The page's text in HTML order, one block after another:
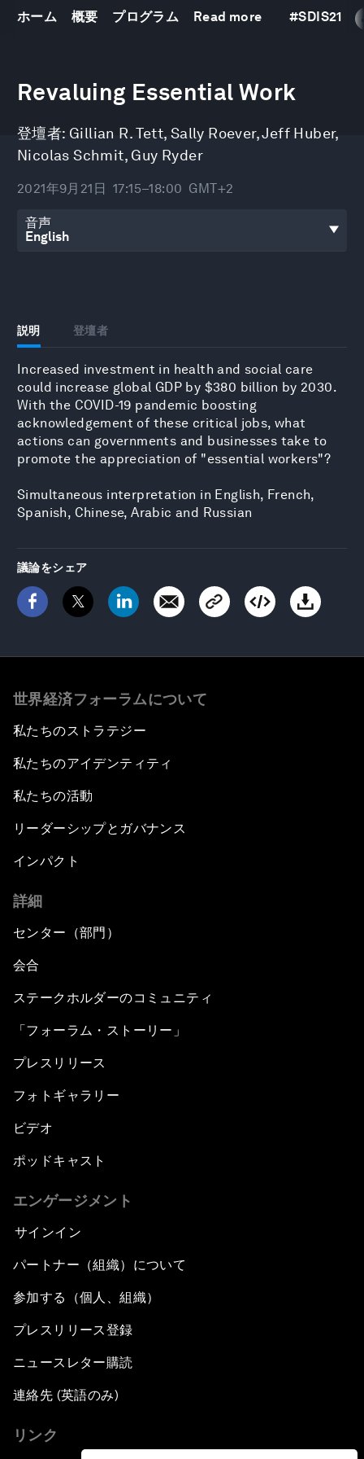
ホーム 概要 プログラム Read more #SDIS21
Revaluing Essential Work
登壇者: Gillian R. Tett, Sally Roever,Jeff Huber,
Nicolas Schmit, Guy Ryder
2021年9月21日 17:15–18:00 GMT+2
音声
説明 登壇者
Increased investment in health and social care
could increase global GDP by $380 billion by 2030.
With the COVID-19 pandemic boosting
acknowledgement of these critical jobs, what
actions can governments and businesses take to
promote the appreciation of "essential workers"?
Simultaneous interpretation in English, French,
Spanish, Chinese, Arabic and Russian
議論をシェア
of
51
seconds
世界経済フォーラムについて
私たちのストラテジー
私たちのアイデンティティ
私たちの活動
リーダーシップとガバナンス
インパクト
詳細
センター（部門）
会合
ステークホルダーのコミュニティ
「フォーラム・ストーリー」
プレスリリース
フォトギャラリー
ビデオ
ポッドキャスト
エンゲージメント
サインイン
パートナー（組織）について
参加する（個人、組織）
プレスリリース登録
ニュースレター購読
連絡先 (英語のみ)
リンク